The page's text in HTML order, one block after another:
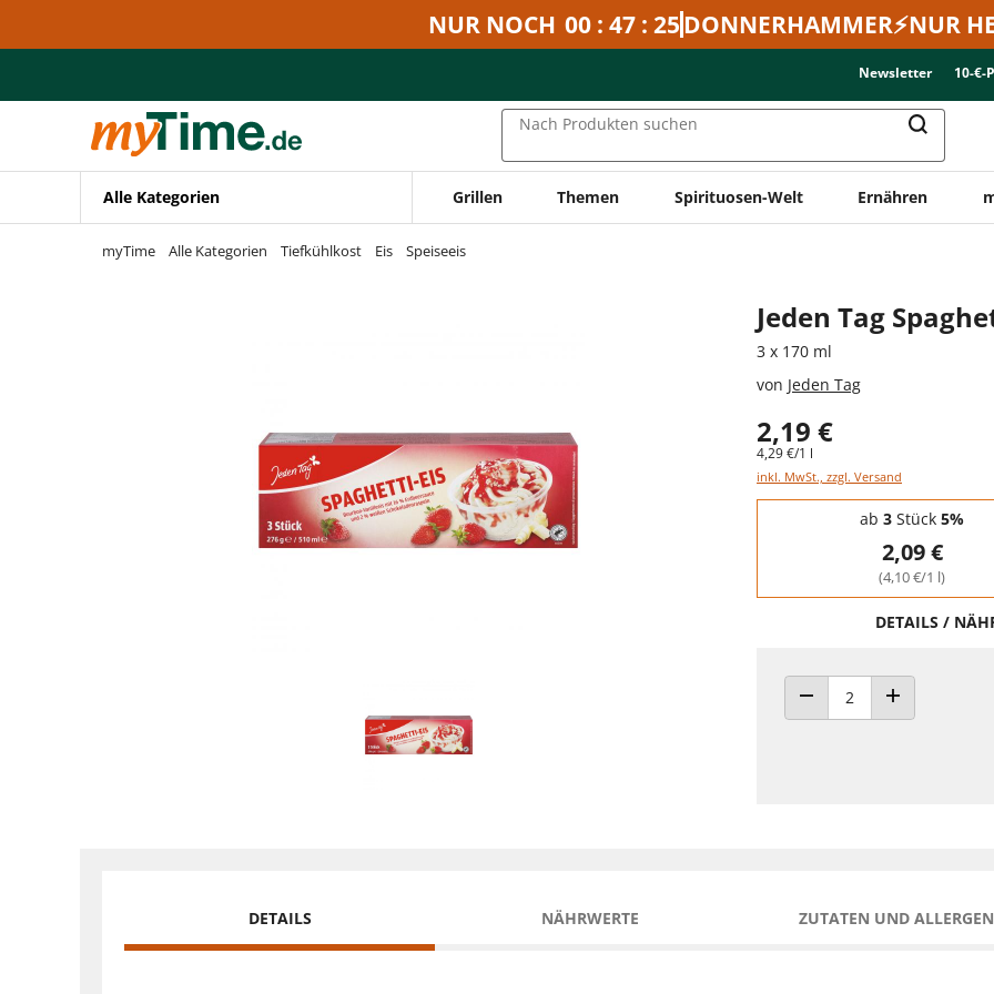
Zur Navigation springen
NUR NOCH 00 : 47 : 25DONNERHAMMER⚡NUR
Newsletter 10-€-
Nach Produkten suchen
Alle Kategorien Grillen Themen Spirituosen-Welt Ernähren
myTime Alle Kategorien Tiefkühlkost Eis Speiseeis
Jeden Tag
3 x 170 ml
von Jeden Tag
2,19 €
4,29 €/1 l
inkl. MwSt., zzgl. Versand
Staffelpreise - Mengenrabatt
ab 3 Stück 5%
2,09 €
(4,10 €/1 l)
DETAILS /
ANZAHL VERRINGERN
ANZAHL
DETAILS NÄHRWERTE ZUTATEN UND